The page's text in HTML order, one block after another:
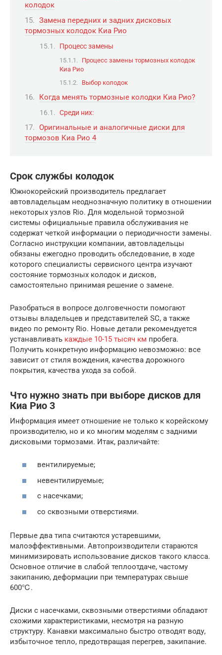
колодок
Замена передних и задних дисковых
тормозных колодок Киа Рио
Процесс замены
Процесс замены тормозных колодок
Киа Рио
Выбор колодок
Когда менять тормозные колодки Киа Рио?
Среди них:
Оригинальные и аналогичные диски для
тормозов Киа Рио 4
Срок службы колодок
Южнокорейский производитель предлагает
автовладельцам неоднозначную политику в отношении
некоторых узлов Rio. Для модельной тормозной
системы официальные правила обслуживания не
содержат четкой информации о периодичности замены.
Согласно инструкции компании, автовладельцы
обязаны ежегодно проводить обследование, в ходе
которого специалисты сервисного центра изучают
состояние тормозных колодок и дисков,
самостоятельно принимая решение о замене.
Разобраться в вопросе долговечности помогают
отзывы владельцев и представителей SC, а также
видео по ремонту Rio. Новые детали рекомендуется
устанавливать каждые 10-15 тысяч км пробега.
Получить конкретную информацию невозможно: все
зависит от стиля вождения, качества дорожного
покрытия, качества ухода за собой.
Что нужно знать при выборе дисков для
Киа Рио 3
Информация имеет отношение не только к корейскому
производителю, но и ко многим моделям с задними
дисковыми тормозами. Итак, различайте:
вентилируемые;
невентилируемые;
с насечками;
со сквозными отверстиями.
Первые два типа считаются устаревшими,
малоэффективными. Автопроизводители стараются
минимизировать использование дисков такого класса.
Основное отличие в слабой теплоотдаче, частому
закипанию, деформации при температурах свыше
600℃.
Диски с насечками, сквозными отверстиями обладают
схожими характеристиками, несмотря на разную
структуру. Канавки максимально быстро отводят воду,
избыточное тепло, предотвращая перегрев, закипание.